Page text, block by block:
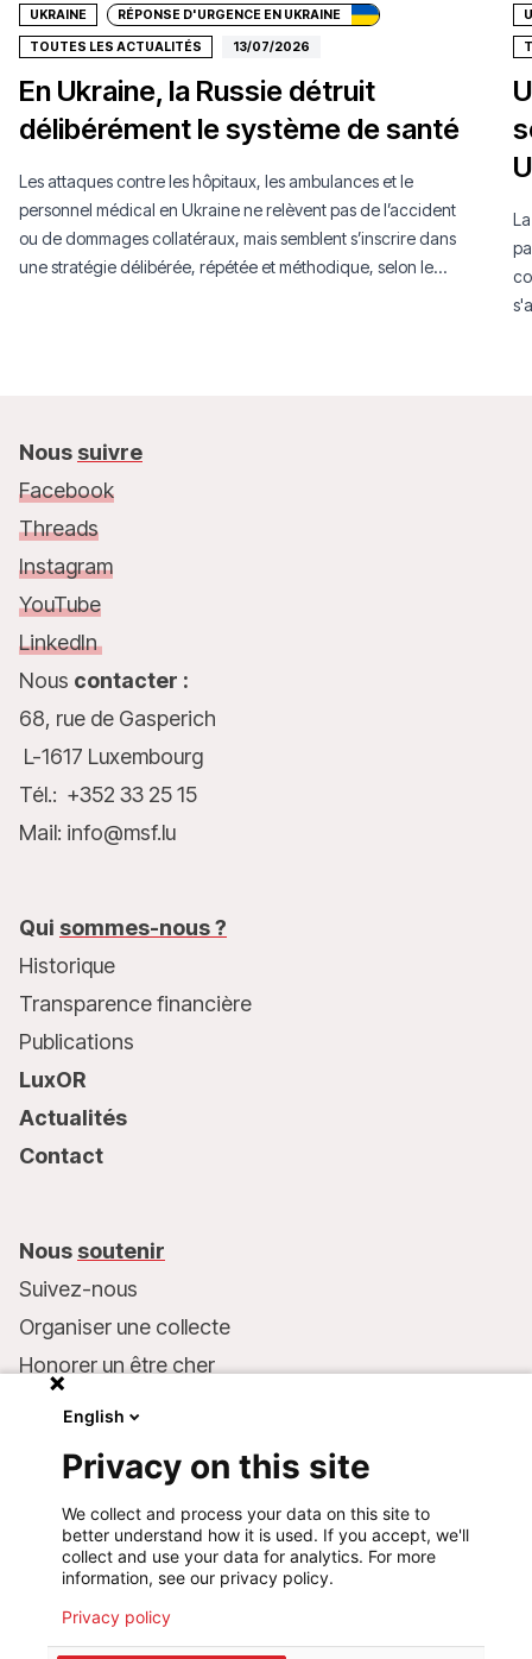
UKRAINE RÉPONSE D'URGENCE EN UKRAINE
TOUTES LES ACTUALITÉS 13/07/2026
En Ukraine, la Russie détruit
délibérément le système de santé
Les attaques contre les hôpitaux, les ambulances et le
personnel médical en Ukraine ne relèvent pas de l’accident
ou de dommages collatéraux, mais semblent s’inscrire dans
une stratégie délibérée, répétée et méthodique, selon le
Nous suivre
Facebook
Threads
Instagram
YouTube
LinkedIn
Nous contacter :
68, rue de Gasperich
L-1617 Luxembourg
Tél.: +352 33 25 15
Mail: info@msf.lu
Qui sommes-nous ?
Historique
Transparence financière
Publications
LuxOR
Actualités
Contact
Nous soutenir
Suivez-nous
Organiser une collecte
Honorer un être cher
Inscrire MSF dans votre testament
Faire un don
Coordonnées bancaires :
LU75 1111 0000 4848 0000
Comportement responsable
English
Privacy on this site
We collect and process your data on this site to
better understand how it is used. If you accept, we'll
collect and use your data for analytics. For more
information, see our privacy policy.
Privacy policy